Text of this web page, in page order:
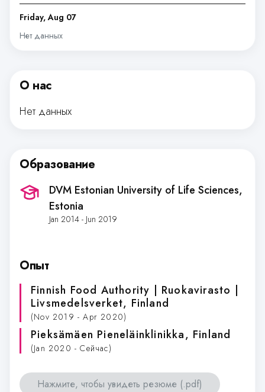
Friday, Aug 07
Нет данных
О нас
Нет данных
Образование
DVM Estonian University of Life Sciences,
Estonia
Jan 2014 - Jun 2019
Опыт
Finnish Food Authority | Ruokavirasto |
Livsmedelsverket, Finland
(Nov 2019 - Apr 2020)
Pieksämäen Pieneläinklinikka, Finland
(Jan 2020 - Сейчас)
Нажмите, чтобы увидеть резюме (.pdf)